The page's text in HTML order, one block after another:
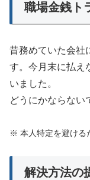
職場金銭ト
昔務めていた会社
す。今月末に払え
いました。
どうにかならない
※ 本人特定を避ける
解決方法の